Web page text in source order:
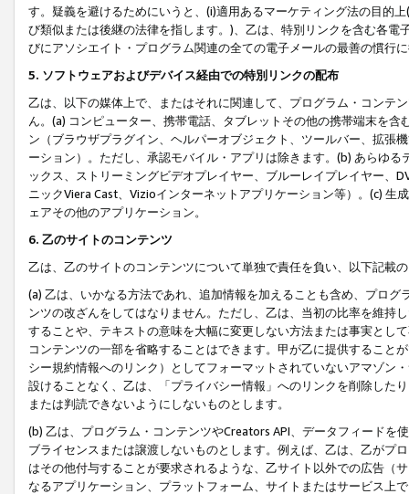
す。疑義を避けるためにいうと、(i)適用あるマーケティング法の目的
び類似または後継の法律を指します。)、乙は、特別リンクを含む各
びにアソシエイト・プログラム関連の全ての電子メールの最善の慣行
5. ソフトウェアおよびデバイス経由での特別リンクの配布
乙は、以下の媒体上で、またはそれに関連して、プログラム・コンテ
ん。(a) コンピューター、携帯電話、タブレットその他の携帯端末を
ン（ブラウザプラグイン、ヘルパーオブジェクト、ツールバー、拡張
ーション）。ただし、承認モバイル・アプリは除きます。(b) あらゆ
ックス、ストリーミングビデオプレイヤー、ブルーレイプレイヤー、
ニックViera Cast、Vizioインターネットアプリケーション等）。(c)
ェアその他のアプリケーション。
6. 乙のサイトのコンテンツ
乙は、乙のサイトのコンテンツについて単独で責任を負い、以下記載
(a) 乙は、いかなる方法であれ、追加情報を加えることも含め、プロ
ンツの改ざんをしてはなりません。ただし、乙は、当初の比率を維持
することや、テキストの意味を大幅に変更しない方法または事実とし
コンテンツの一部を省略することはできます。甲が乙に提供すること
シー規約情報へのリンク）としてフォーマットされていないアマゾン
設けることなく、乙は、「プライバシー情報」へのリンクを削除した
または判読できないようにしないものとします。
(b) 乙は、プログラム・コンテンツやCreators API、データフィード
ブライセンスまたは譲渡しないものとします。例えば、乙は、乙がプ
はその他付与することが要求されるような、乙サイト以外での広告（
なるアプリケーション、プラットフォーム、サイトまたはサービス上